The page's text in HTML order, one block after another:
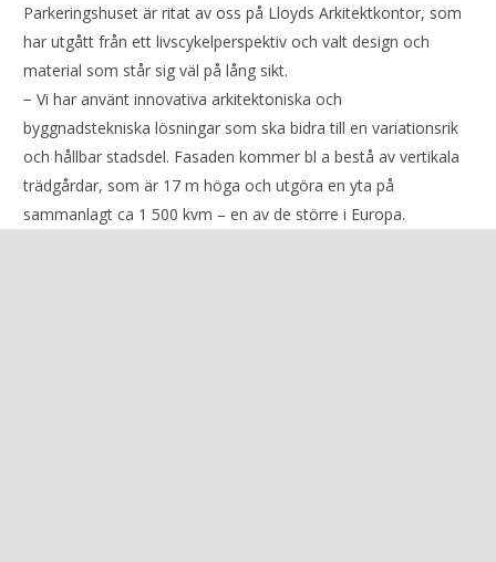
Parkeringshuset är ritat av oss på Lloyds Arkitektkontor, som
har utgått från ett livscykelperspektiv och valt design och
material som står sig väl på lång sikt.
− Vi har använt innovativa arkitektoniska och
byggnadstekniska lösningar som ska bidra till en variationsrik
och hållbar stadsdel. Fasaden kommer bl a bestå av vertikala
trädgårdar, som är 17 m höga och utgöra en yta på
sammanlagt ca 1 500 kvm – en av de större i Europa.